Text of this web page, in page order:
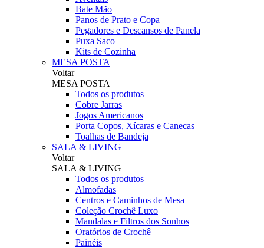
Bate Mão
Panos de Prato e Copa
Pegadores e Descansos de Panela
Puxa Saco
Kits de Cozinha
MESA POSTA
Voltar
MESA POSTA
Todos os produtos
Cobre Jarras
Jogos Americanos
Porta Copos, Xícaras e Canecas
Toalhas de Bandeja
SALA & LIVING
Voltar
SALA & LIVING
Todos os produtos
Almofadas
Centros e Caminhos de Mesa
Coleção Crochê Luxo
Mandalas e Filtros dos Sonhos
Oratórios de Crochê
Painéis